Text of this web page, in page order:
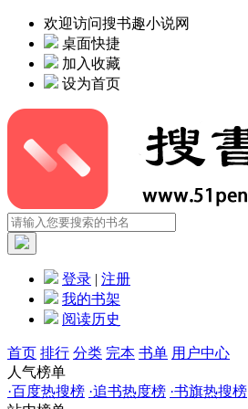
欢迎访问搜书趣小说网
桌面快捷
加入收藏
设为首页
登录 | 注册
我的书架
阅读历史
首页 排行 分类 完本 书单 用户中心
人气榜单
·百度热搜榜 ·追书热度榜 ·书旗热搜榜